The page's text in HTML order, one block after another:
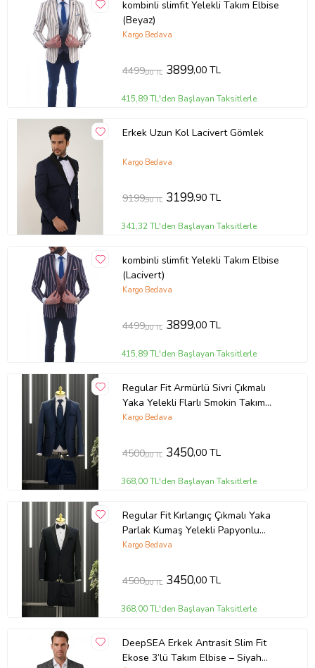
kombinli slimfit Yelekli Takım Elbise
(Beyaz)
Kargo Bedava
4499,00 TL 3899,00 TL
415,89 TL'den Başlayan Taksitlerle
Erkek Uzun Kol Lacivert Gömlek
Kargo Bedava
9199,90 TL 3199,90 TL
341,32 TL'den Başlayan Taksitlerle
kombinli slimfit Yelekli Takım Elbise
(Lacivert)
Kargo Bedava
4499,00 TL 3899,00 TL
415,89 TL'den Başlayan Taksitlerle
Regular Fit Armürlü Sivri Çıkmalı
Yaka Yelekli Flarlı Smokin Takım
Elbise (Saks)
Kargo Bedava
4500,00 TL 3450,00 TL
368,00 TL'den Başlayan Taksitlerle
Regular Fit Kırlangıç Çıkmalı Yaka
Parlak Kumaş Yelekli Papyonlu
Smokin Takım Elbise (Lacivert)
Kargo Bedava
4500,00 TL 3450,00 TL
368,00 TL'den Başlayan Taksitlerle
DeepSEA Erkek Antrasit Slim Fit
Ekose 3’lü Takım Elbise – Siyah